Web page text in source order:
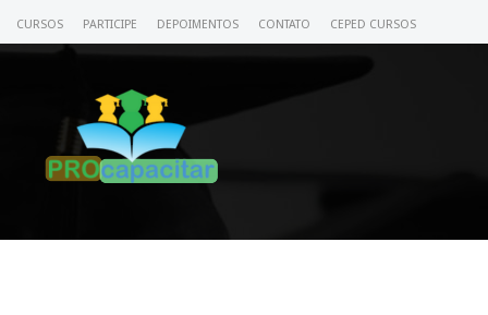
CURSOS PARTICIPE DEPOIMENTOS CONTATO CEPED CURSOS